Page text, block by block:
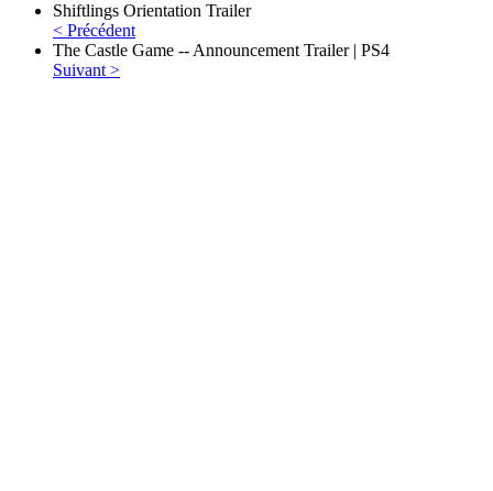
Shiftlings Orientation Trailer
< Précédent
The Castle Game -- Announcement Trailer | PS4
Suivant >